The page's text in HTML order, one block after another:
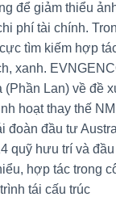
để giảm thiểu
phí tài chính.
tìm kiếm hợp
xanh.
Lan) về đề
hoạt thay thế
đoàn đầu tư
quỹ hưu trí và
hợp tác trong
tái cấu trúc